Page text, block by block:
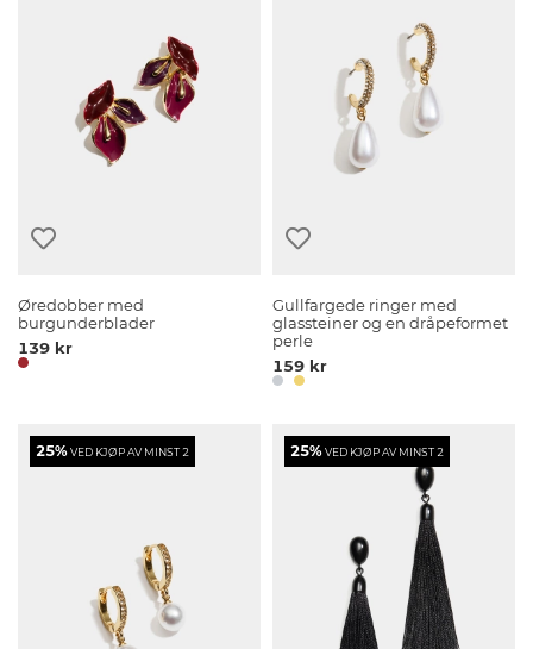
Øredobber med
burgunderblader
139 kr
Gullfargede ringer med
glassteiner og en dråpeformet
perle
159 kr
25%VED KJØP AV MINST 2 25%VED KJØP AV MINST 2